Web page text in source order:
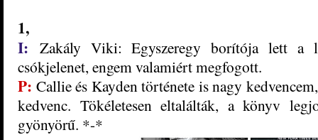
1,
I: Zakály Viki: Egyszeregy borítója lett a
csókjelenet, engem valamiért megfogott.
P: Callie és Kaydentörténete is nagy
kedvenc. Tökéletesen eltalálták, a könyv
gyönyörű. *-*